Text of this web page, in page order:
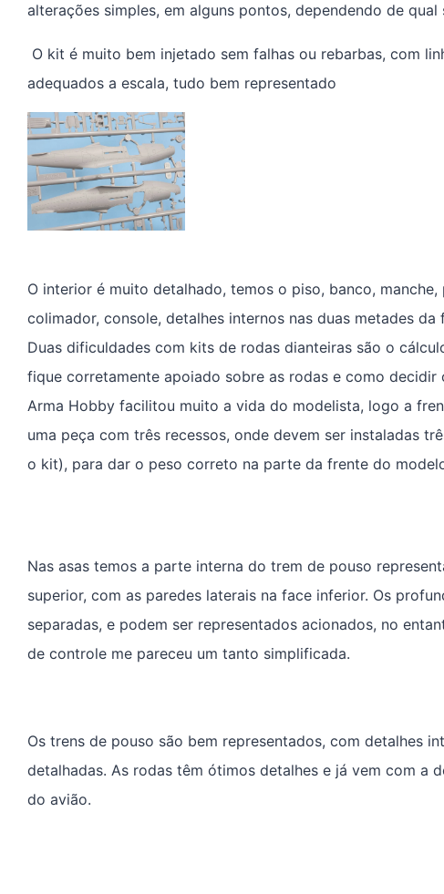
alterações simples, em alguns pontos, dependendo de qual
O kit é muito bem injetado sem falhas ou rebarbas, com
adequados a escala, tudo bem representado
O interior é muito detalhado, temos o piso, banco,
colimador, console, detalhes internos nas duas metades
Duas dificuldades com kits de rodas dianteiras são o
fique corretamente apoiado sobre as rodas e como decidir
Arma Hobby facilitou muito a vida do modelista, logo a
uma peça com três recessos, onde devem ser instaladas
o kit), para dar o peso correto na parte da frente do
Nas asas temos a parte interna do trem de pouso
superior, com as paredes laterais na face inferior. Os
separadas, e podem ser representados acionados, no
de controle me pareceu um tanto simplificada.
Os trens de pouso são bem representados, com detalhes
detalhadas. As rodas têm ótimos detalhes e já vem com a
do avião.